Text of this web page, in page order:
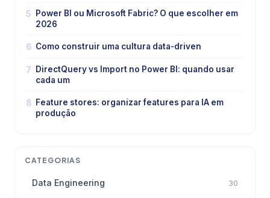
5
Power BI ou Microsoft Fabric? O que escolher em
2026
6 Como construir uma cultura data-driven
7
DirectQuery vs Import no Power BI: quando usar
cada um
8 Feature stores: organizar features para IA em
produção
CATEGORIAS
Data Engineering 30